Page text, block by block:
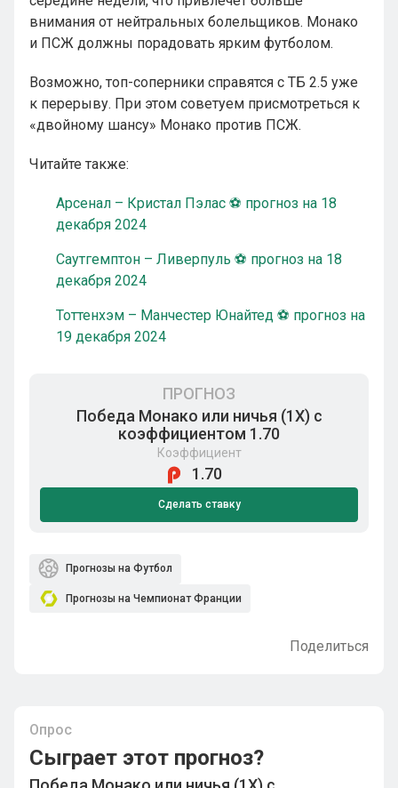
внимания от нейтральных болельщиков. Монако
и ПСЖ должны порадовать ярким футболом.
Возможно, топ-соперники справятся с ТБ 2.5 уже
к перерыву. При этом советуем присмотреться к
«двойному шансу» Монако против ПСЖ.
Читайте также:
Арсенал – Кристал Пэлас ⚽ прогноз на 18
декабря 2024
Саутгемптон – Ливерпуль ⚽ прогноз на 18
декабря 2024
Тоттенхэм – Манчестер Юнайтед ⚽ прогноз на
19 декабря 2024
ПРОГНОЗ
Победа Монако или ничья (1Х) с
коэффициентом 1.70
Коэффициент
1.70
Сделать ставку
Прогнозы на Футбол
Прогнозы на Чемпионат Франции
Поделиться
Опрос
Сыграет этот прогноз?